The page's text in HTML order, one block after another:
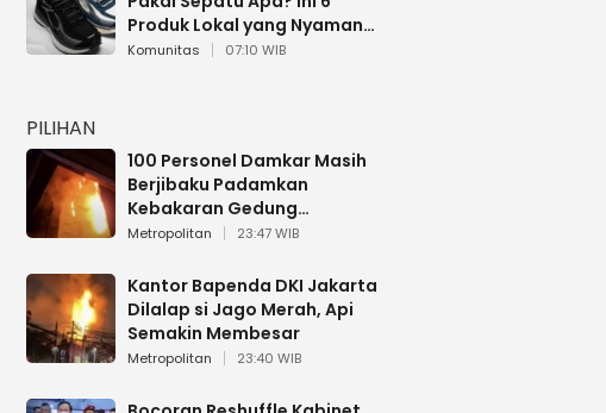
Produk Lokal yang Nyaman
Buat 17 Agustusan
Komunitas 07:10 WIB
PILIHAN
100 Personel Damkar Masih
Berjibaku Padamkan
Kebakaran Gedung
Bapenda DKI
Metropolitan 23:47 WIB
Kantor Bapenda DKI Jakarta
Dilalap si Jago Merah, Api
Semakin Membesar
Metropolitan 23:40 WIB